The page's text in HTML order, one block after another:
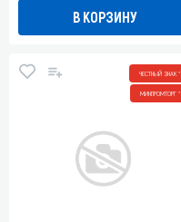
В КОРЗИНУ
ЧЕСТНЫЙ ЗНАК *
МИНПРОМТОРГ *